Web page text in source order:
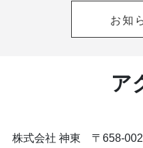
お知
ア
株式会社 神東 〒658-